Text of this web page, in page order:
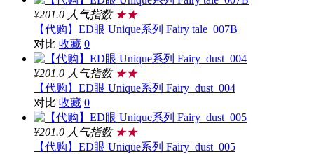
¥201.0 人气指数 ★★
【代购】ED眼 Unique系列 Fairy tale_007B
对比 收藏 0
¥201.0 人气指数 ★★
【代购】ED眼 Unique系列 Fairy_dust_004
对比 收藏 0
¥201.0 人气指数 ★★
【代购】ED眼 Unique系列 Fairy_dust_005